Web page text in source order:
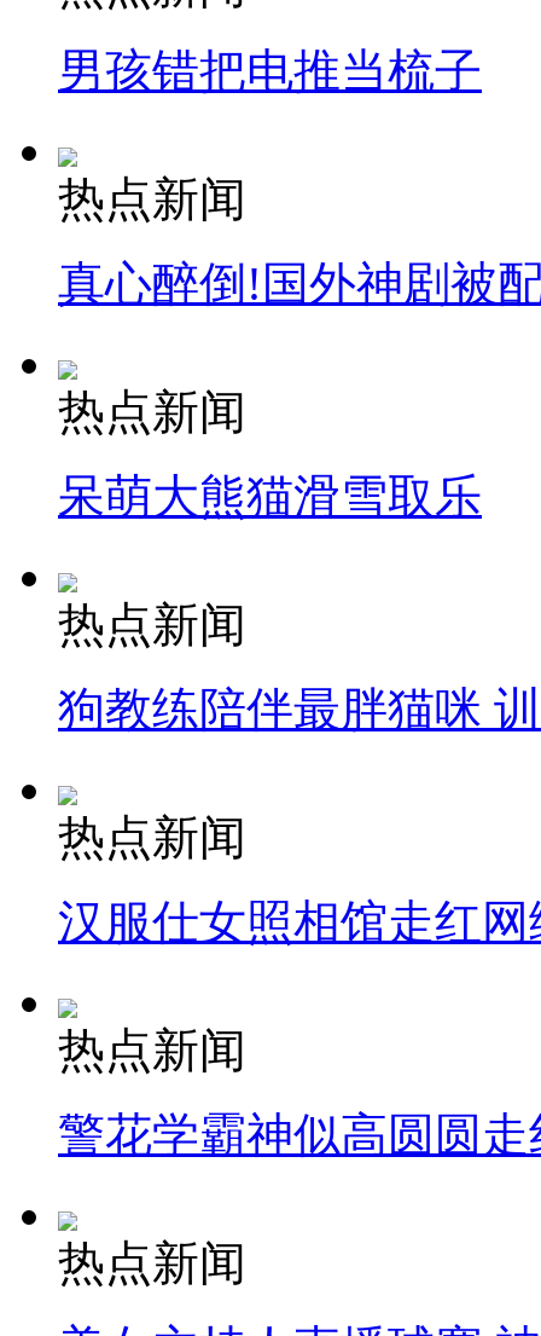
男孩错把电推当梳子
热点新闻
真心醉倒!国外神剧被
热点新闻
呆萌大熊猫滑雪取乐
热点新闻
狗教练陪伴最胖猫咪
热点新闻
汉服仕女照相馆走红网
热点新闻
警花学霸神似高圆圆走
热点新闻